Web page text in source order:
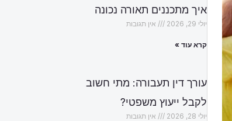
איך מתכננים תאורה נכונה
יולי 29, 2026 אין תגובות
קרא עוד »
עורך דין תעבורה: מתי חשוב
לקבל ייעוץ משפטי?
יולי 28, 2026 אין תגובות